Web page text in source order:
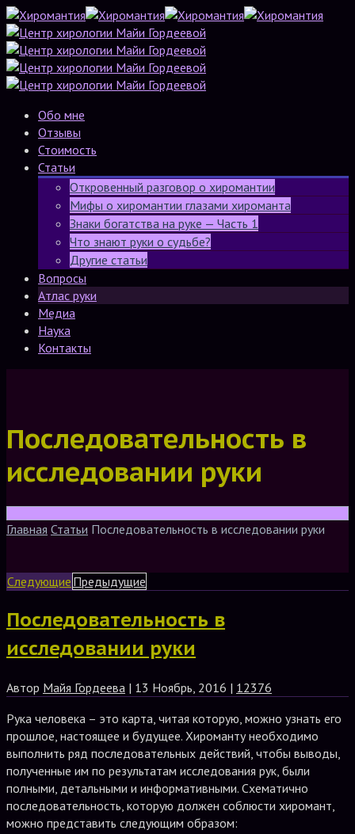
Обо мне
Отзывы
Стоимость
Статьи
Откровенный разговор о хиромантии
Мифы о хиромантии глазами хироманта
Знаки богатства на руке — Часть 1
Что знают руки о судьбе?
Другие статьи
Вопросы
Атлас руки
Медиа
Наука
Контакты
Последовательность в
исследовании руки
Главная Статьи Последовательность в исследовании руки
Следующие Предыдущие
Последовательность в
исследовании руки
Автор Майя Гордеева | 13 Ноябрь, 2016 | 12376
Рука человека – это карта, читая которую, можно узнать его
прошлое, настоящее и будущее. Хироманту необходимо
выполнить ряд последовательных действий, чтобы выводы,
полученные им по результатам исследования рук, были
полными, детальными и информативными. Схематично
последовательность, которую должен соблюсти хиромант,
можно представить следующим образом: